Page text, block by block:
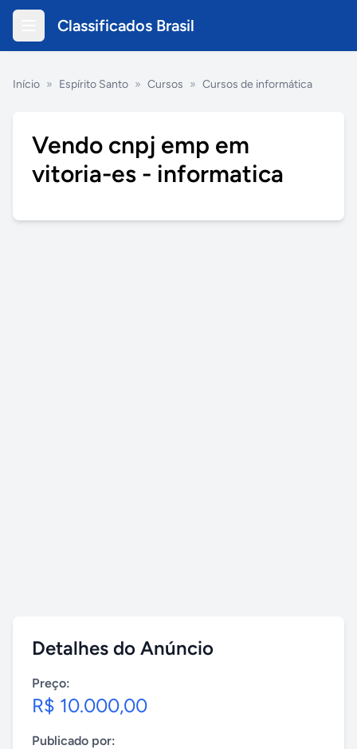
Classificados Brasil
Início » Espírito Santo » Cursos » Cursos de informática
Vendo cnpj emp em
vitoria-es - informatica
Detalhes do Anúncio
Preço:
R$ 10.000,00
Publicado por: